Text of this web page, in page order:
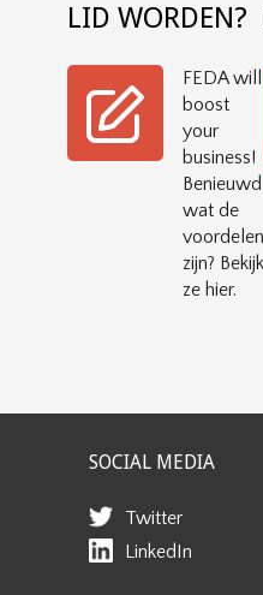
LID WORDEN?
FEDA will
boost
your
business!
Benieuwd
wat de
voordelen
zijn? Bekijk
ze hier.
SOCIAL MEDIA
Twitter
LinkedIn